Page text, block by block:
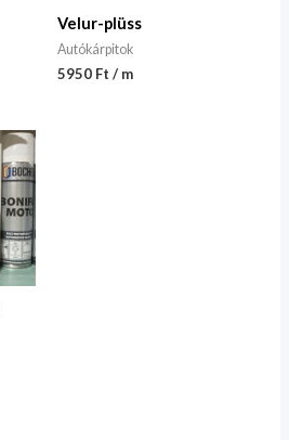
Velur-plüss
Autókárpitok
5950 Ft / m